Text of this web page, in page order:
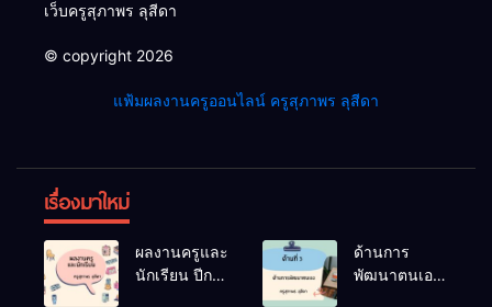
เว็บครูสุภาพร ลุสีดา
© copyright 2026
แฟ้มผลงานครูออนไลน์ ครูสุภาพร ลุสีดา
เรื่องมาใหม่
ผลงานครูและ
นักเรียน ปีการ
ด้านการ
พัฒนาตนเอง